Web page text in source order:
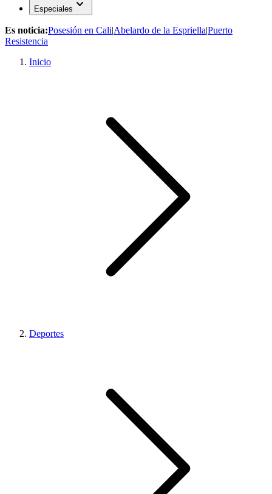
Especiales expand_more
Es noticia:Posesión en Cali|Abelardo de la Espriella|Puerto
Resistencia
Inicio
Deportes